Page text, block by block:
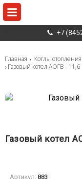
+7
Главная Котлы отопления
Газовый котел АОГВ - 11,6
Газовый котел
Артикул: 883